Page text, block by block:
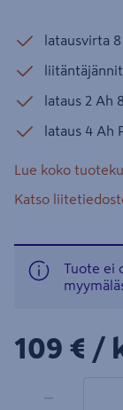
latausvirta
lataus 2 Ah
lataus 4 Ah
Lue koko
Katso
Tuote ei
109€/
109 € /
−